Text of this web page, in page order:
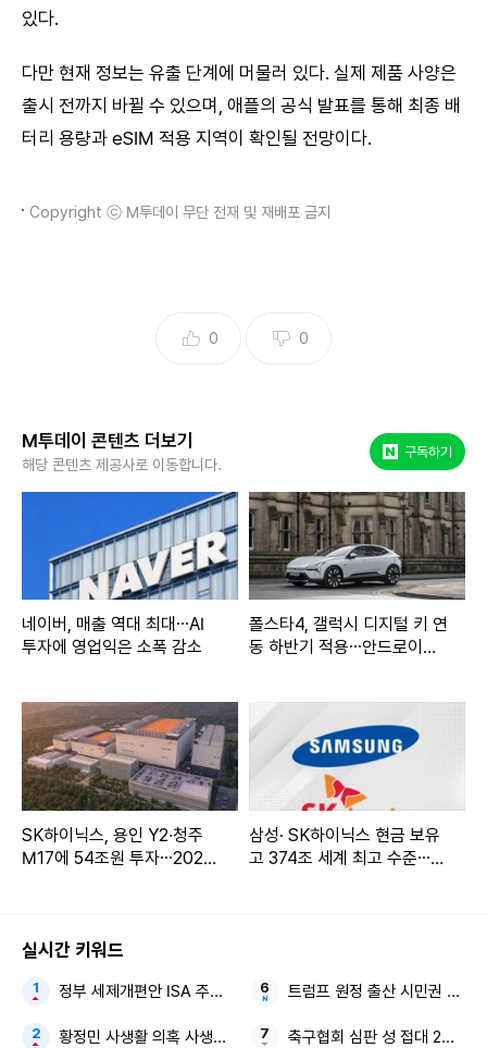
있다.
다만 현재 정보는 유출 단계에 머물러 있다. 실제 제품 사양은
출시 전까지 바뀔 수 있으며, 애플의 공식 발표를 통해 최종 배
터리 용량과 eSIM 적용 지역이 확인될 전망이다.
Copyright ⓒ M투데이 무단 전재 및 재배포 금지
0 0
M투데이 콘텐츠 더보기
해당 콘텐츠 제공사로 이동합니다.
구독하기
네이버, 매출 역대 최대⋯AI
투자에 영업익은 소폭 감소
폴스타4, 갤럭시 디지털 키 연
동 하반기 적용⋯안드로이드
SK하이닉스, 용인 Y2∙청주
M17에 54조원 투자⋯2028
삼성· SK하이닉스 현금 보유
고 374조 세계 최고 수준⋯
실시간 키워드
정부 세제개편안 ISA 주가누르기안
황정민 사생활 의혹 사생활 폭로
트럼프 원정 출산 시민권 제한
축구협회 심판 성 접대 2억원대